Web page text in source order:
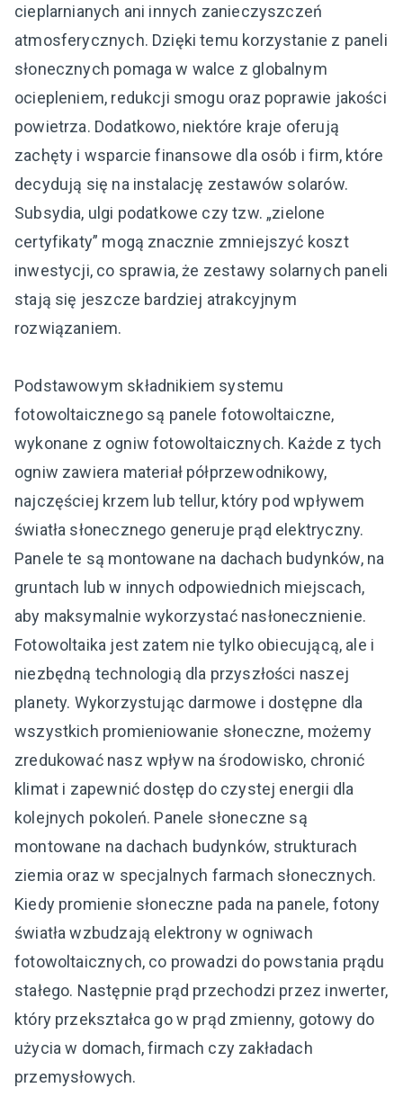
cieplarnianych ani innych zanieczyszczeń
atmosferycznych. Dzięki temu korzystanie z paneli
słonecznych pomaga w walce z globalnym
ociepleniem, redukcji smogu oraz poprawie jakości
powietrza. Dodatkowo, niektóre kraje oferują
zachęty i wsparcie finansowe dla osób i firm, które
decydują się na instalację zestawów solarów.
Subsydia, ulgi podatkowe czy tzw. „zielone
certyfikaty” mogą znacznie zmniejszyć koszt
inwestycji, co sprawia, że zestawy solarnych paneli
stają się jeszcze bardziej atrakcyjnym
rozwiązaniem.
Podstawowym składnikiem systemu
fotowoltaicznego są panele fotowoltaiczne,
wykonane z ogniw fotowoltaicznych. Każde z tych
ogniw zawiera materiał półprzewodnikowy,
najczęściej krzem lub tellur, który pod wpływem
światła słonecznego generuje prąd elektryczny.
Panele te są montowane na dachach budynków, na
gruntach lub w innych odpowiednich miejscach,
aby maksymalnie wykorzystać nasłonecznienie.
Fotowoltaika jest zatem nie tylko obiecującą, ale i
niezbędną technologią dla przyszłości naszej
planety. Wykorzystując darmowe i dostępne dla
wszystkich promieniowanie słoneczne, możemy
zredukować nasz wpływ na środowisko, chronić
klimat i zapewnić dostęp do czystej energii dla
kolejnych pokoleń. Panele słoneczne są
montowane na dachach budynków, strukturach
ziemia oraz w specjalnych farmach słonecznych.
Kiedy promienie słoneczne pada na panele, fotony
światła wzbudzają elektrony w ogniwach
fotowoltaicznych, co prowadzi do powstania prądu
stałego. Następnie prąd przechodzi przez inwerter,
który przekształca go w prąd zmienny, gotowy do
użycia w domach, firmach czy zakładach
przemysłowych.